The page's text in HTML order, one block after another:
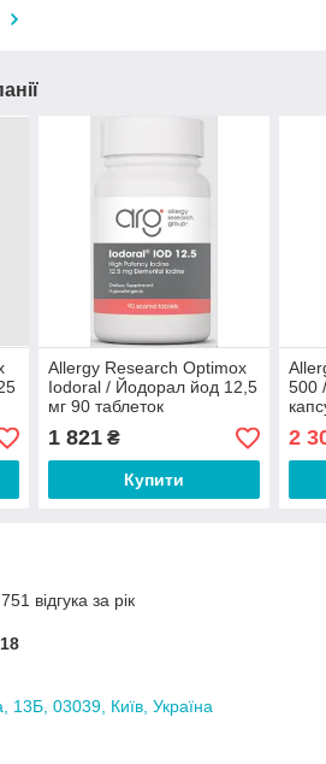
Allergy Research Optimox
Iodoral / Йодорал йод 12,5
мг 90 таблеток
1 821₴
Купити
500
2
відгука за рік
13Б, 03039, Київ, Україна